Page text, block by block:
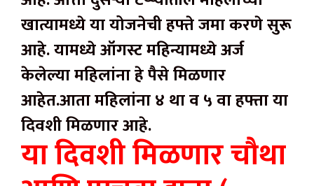
खात्यामध्ये या योजनेची हफ्ते जमा करणे सुरू
आहे. यामध्ये ऑगस्ट महिन्यामध्ये अर्ज
केलेल्या महिलांना हे पैसे मिळणार
आहेत.आता महिलांना ४ था व ५ वा हफ्ता या
दिवशी मिळणार आहे.
या दिवशी मिळणार चौथा